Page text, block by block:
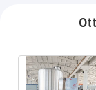
Macchina